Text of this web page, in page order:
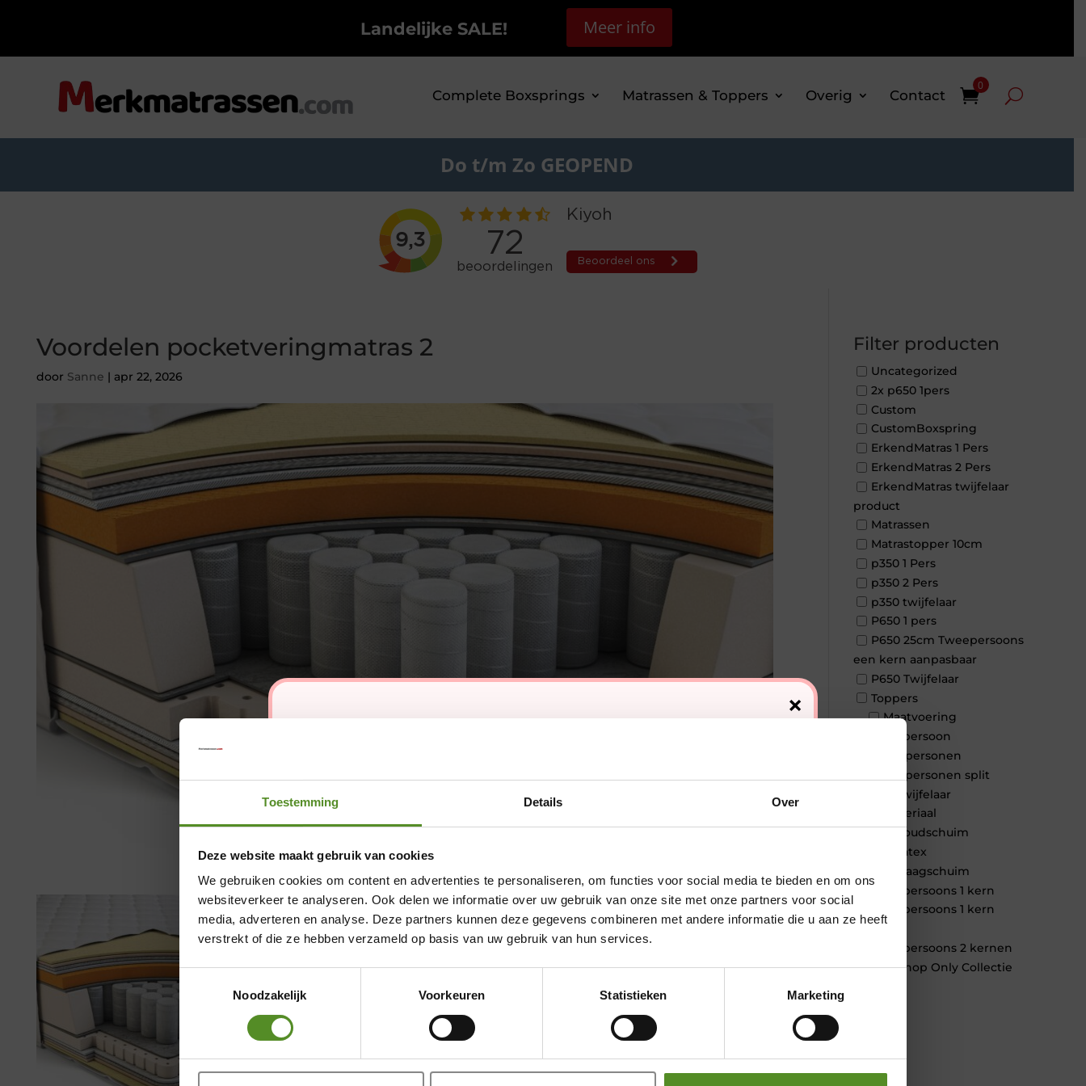
Toestemming Details Over
Deze website maakt gebruik van cookies
We gebruiken cookies om content en advertenties te personaliseren, om functies voor social media te bieden en om ons
websiteverkeer te analyseren. Ook delen we informatie over uw gebruik van onze site met onze partners voor social
media, adverteren en analyse. Deze partners kunnen deze gegevens combineren met andere informatie die u aan ze heeft
verstrekt of die ze hebben verzameld op basis van uw gebruik van hun services.
Toestemmingsselectie
Noodzakelijk
Voorkeuren Statistieken Marketing
Landelijke SALE! Meer info
Complete Boxsprings Matrassen & Toppers Overig Contact
0
Do t/m Zo GEOPEND
Voordelen pocketveringmatras 2
door Sanne | apr 22, 2026
Filter producten
Uncategorized
2x p650 1pers
Custom
CustomBoxspring
ErkendMatras 1 Pers
ErkendMatras 2 Pers
ErkendMatras twijfelaar
product
Matrassen
Matrastopper 10cm
p350 1 Pers
p350 2 Pers
p350 twijfelaar
P650 1 pers
P650 25cm Tweepersoons
een kern aanpasbaar
P650 Twijfelaar
Toppers
Maatvoering
1 persoon
2 personen
2 personen split
Twijfelaar
Materiaal
Koudschuim
Latex
Traagschuim
Tweepersoons 1 kern
Tweepersoons 1 kern
product
Tweepersoons 2 kernen
Webshop Only Collectie
Showroom Breda
Donderdag 12:00 – 17:00
Vrijdag 12:00 – 17:00
Zaterdag 12:00 – 17:00
×